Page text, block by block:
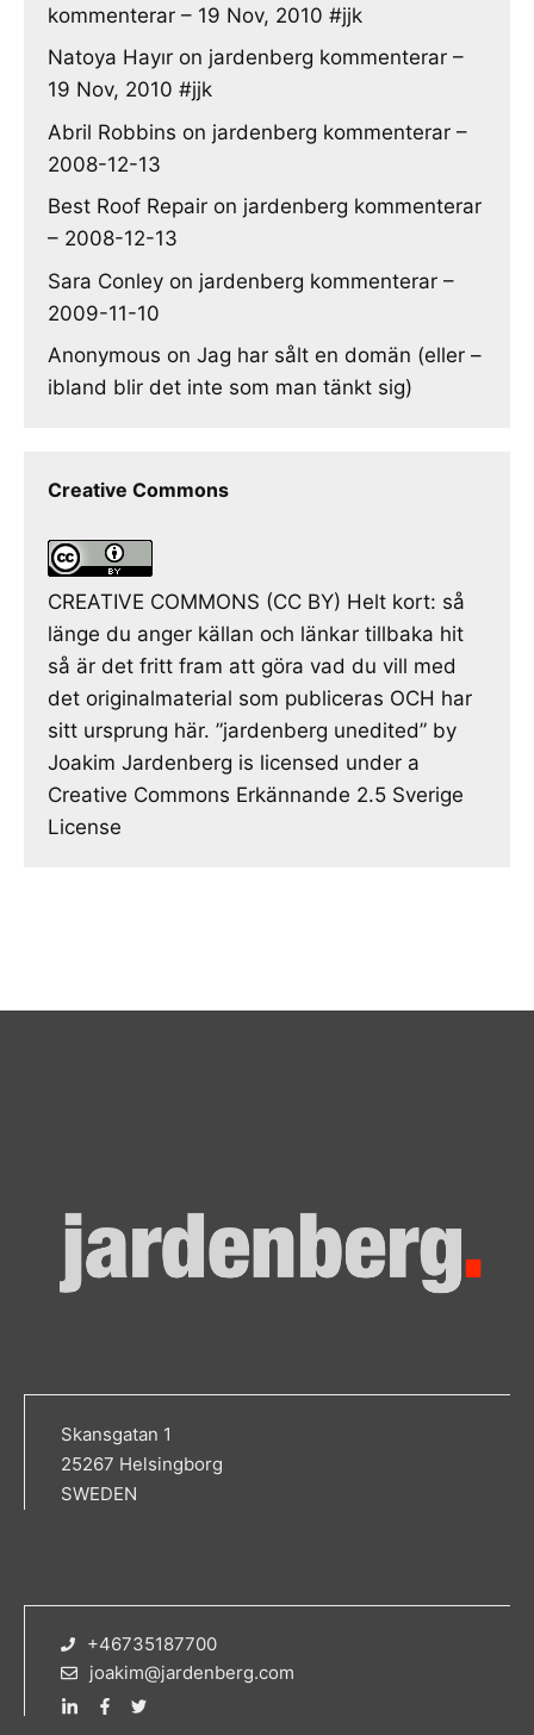
kommenterar – 19 Nov, 2010 #jjk
Natoya Hayır on jardenberg kommenterar –
19 Nov, 2010 #jjk
Abril Robbins on jardenberg kommenterar –
2008-12-13
Best Roof Repair on jardenberg kommenterar
– 2008-12-13
Sara Conley on jardenberg kommenterar –
2009-11-10
Anonymous on Jag har sålt en domän (eller –
ibland blir det inte som man tänkt sig)
Creative Commons
CREATIVE COMMONS (CC BY) Helt kort: så
länge du anger källan och länkar tillbaka hit
så är det fritt fram att göra vad du vill med
det originalmaterial som publiceras OCH har
sitt ursprung här. ”jardenberg unedited” by
Joakim Jardenberg is licensed under a
Creative Commons Erkännande 2.5 Sverige
License
Skansgatan 1
25267 Helsingborg
SWEDEN
+46735187700
joakim@jardenberg.com